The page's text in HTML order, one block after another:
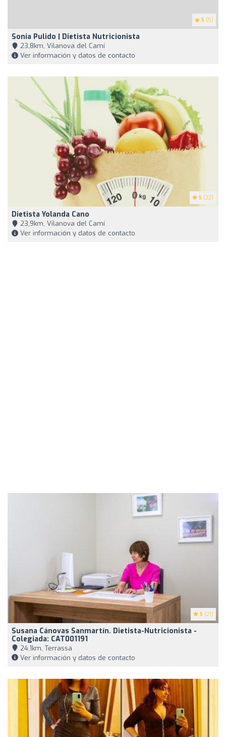
5 (5)
Sonia Pulido | Dietista Nutricionista
23,8km, Vilanova del Camí
Ver información y datos de contacto
5 (22)
Dietista Yolanda Cano
23,9km, Vilanova del Camí
Ver información y datos de contacto
5 (21)
Susana Cánovas Sanmartín. Dietista-Nutricionista -
Colegiada: CAT001191
24,1km, Terrassa
Ver información y datos de contacto